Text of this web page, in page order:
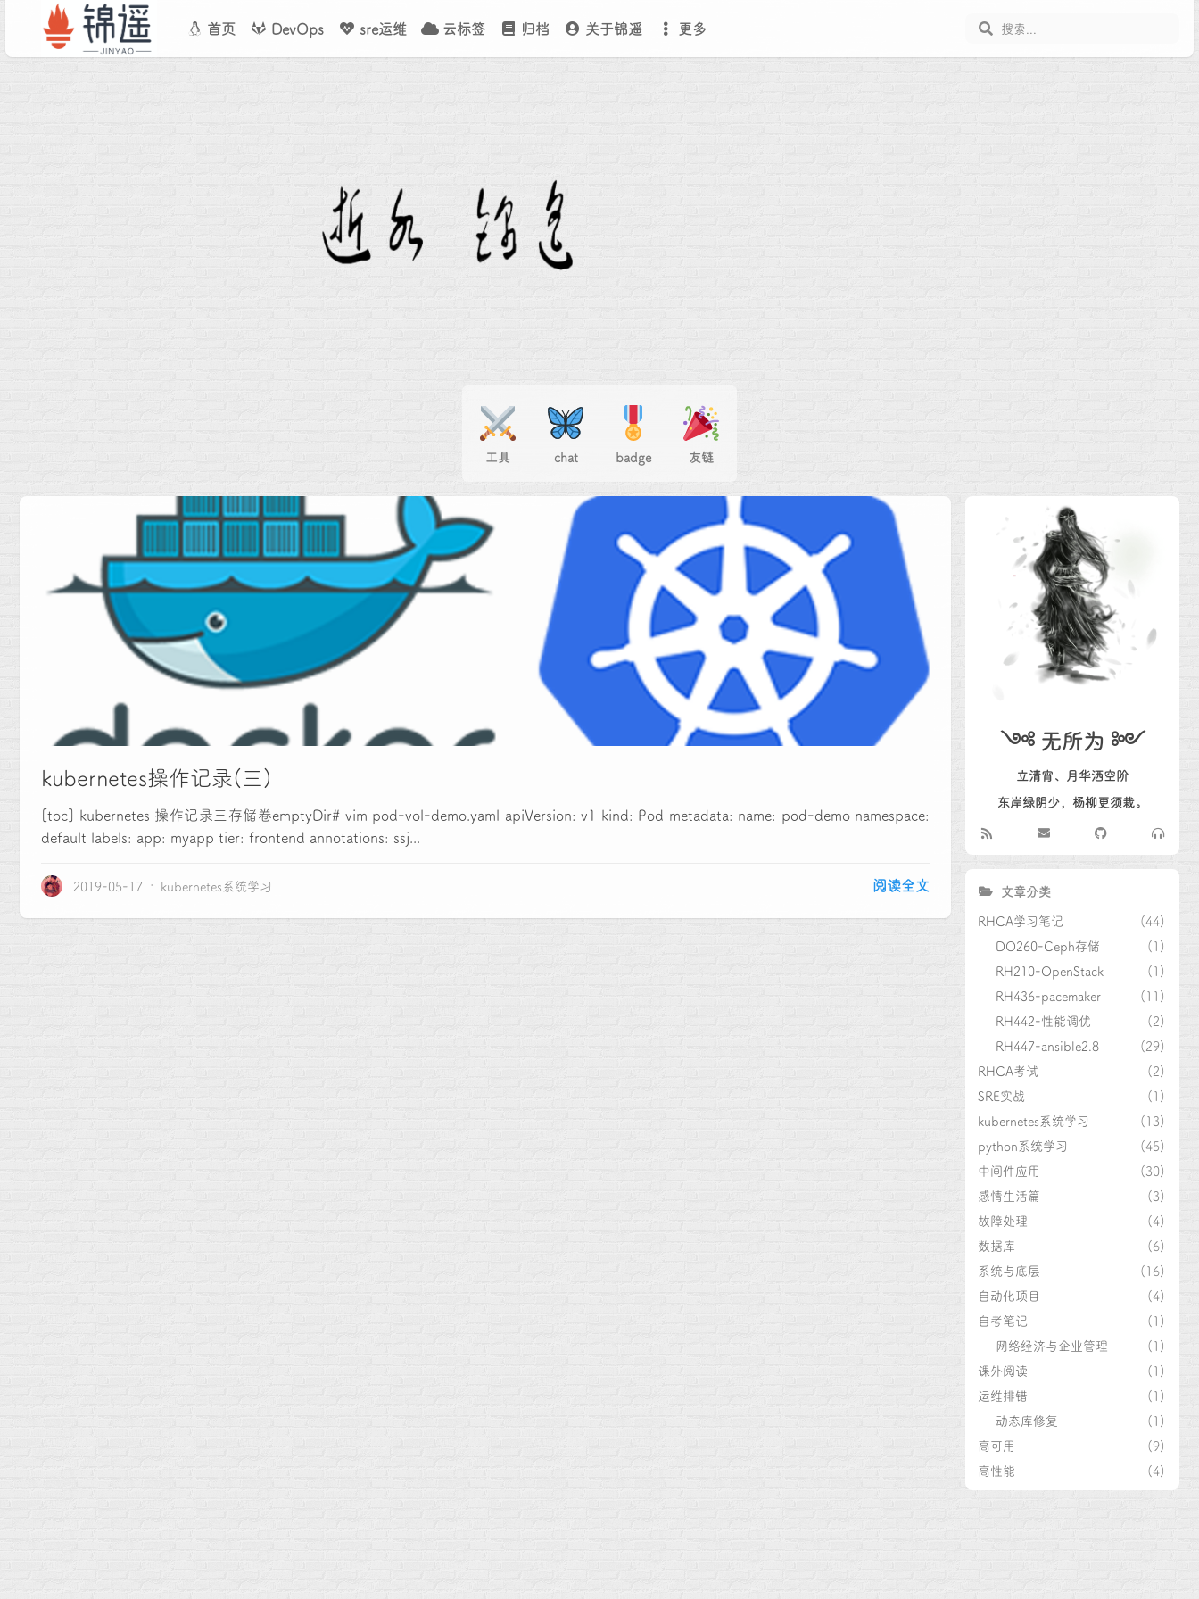
首页 DevOps sre运维 云标签 归档 关于锦遥 更多
工具 chat badge 友链
kubernetes操作记录(三)
[toc] kubernetes 操作记录三存储卷emptyDir# vim pod-vol-demo.yaml apiVersion: v1 kind: Pod metadata: name: pod-demo namespace:
default labels: app: myapp tier: frontend annotations: ssj...
2019-05-17 kubernetes系统学习 阅读全文
༺ 无所为 ༻
立清宵、月华洒空阶
东岸绿阴少，杨柳更须栽。
文章分类
RHCA学习笔记
(44)
DO260-Ceph存储
(1)
RH210-OpenStack
(1)
RH436-pacemaker
(11)
RH442-性能调优
(2)
RH447-ansible2.8
(29)
RHCA考试
(2)
SRE实战
(1)
kubernetes系统学习
(13)
python系统学习
(45)
中间件应用
(30)
感情生活篇
(3)
故障处理
(4)
数据库
(6)
系统与底层
(16)
自动化项目
(4)
自考笔记
(1)
网络经济与企业管理
(1)
课外阅读
(1)
运维排错
(1)
动态库修复
(1)
高可用
(9)
高性能
(4)